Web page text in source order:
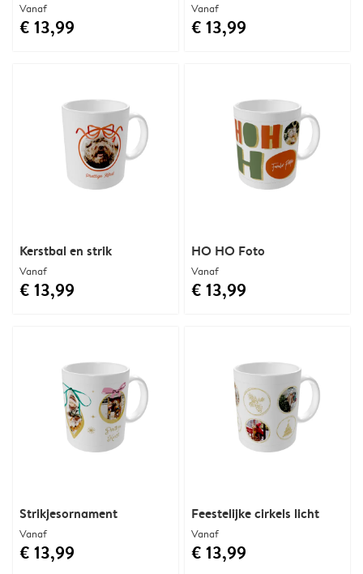
Strikjesornament
Vanaf
€ 13,99
Vanaf
€ 13,99
Vanaf
€ 13,99
Feestelijke cirkels licht
Vanaf
€ 13,99
Kerstbal en strik
Vanaf
€ 13,99
HO HO Foto
Vanaf
€ 13,99